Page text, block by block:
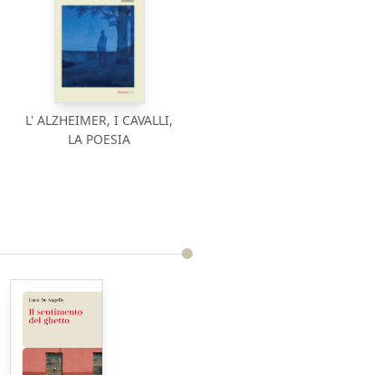
L' ALZHEIMER, I CAVALLI,
LA POESIA